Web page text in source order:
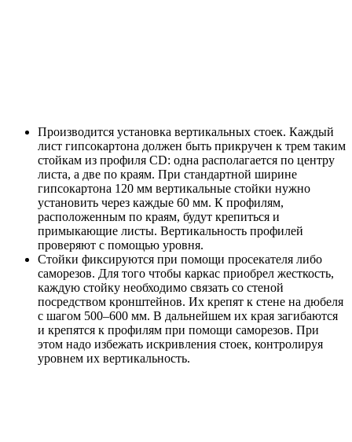
Производится установка вертикальных стоек. Каждый
лист гипсокартона должен быть прикручен к трем таким
стойкам из профиля CD: одна располагается по центру
листа, а две по краям. При стандартной ширине
гипсокартона 120 мм вертикальные стойки нужно
установить через каждые 60 мм. К профилям,
расположенным по краям, будут крепиться и
примыкающие листы. Вертикальность профилей
проверяют с помощью уровня.
Стойки фиксируются при помощи просекателя либо
саморезов. Для того чтобы каркас приобрел жесткость,
каждую стойку необходимо связать со стеной
посредством кронштейнов. Их крепят к стене на дюбеля
с шагом 500–600 мм. В дальнейшем их края загибаются
и крепятся к профилям при помощи саморезов. При
этом надо избежать искривления стоек, контролируя
уровнем их вертикальность.